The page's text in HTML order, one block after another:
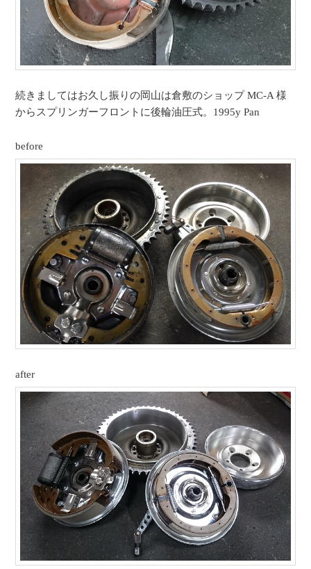
続きましてはお久し振りの岡山は倉敷のショップ MC-A 様
からスプリンガーフロントに後輪油圧式。1995y Pan
before
after